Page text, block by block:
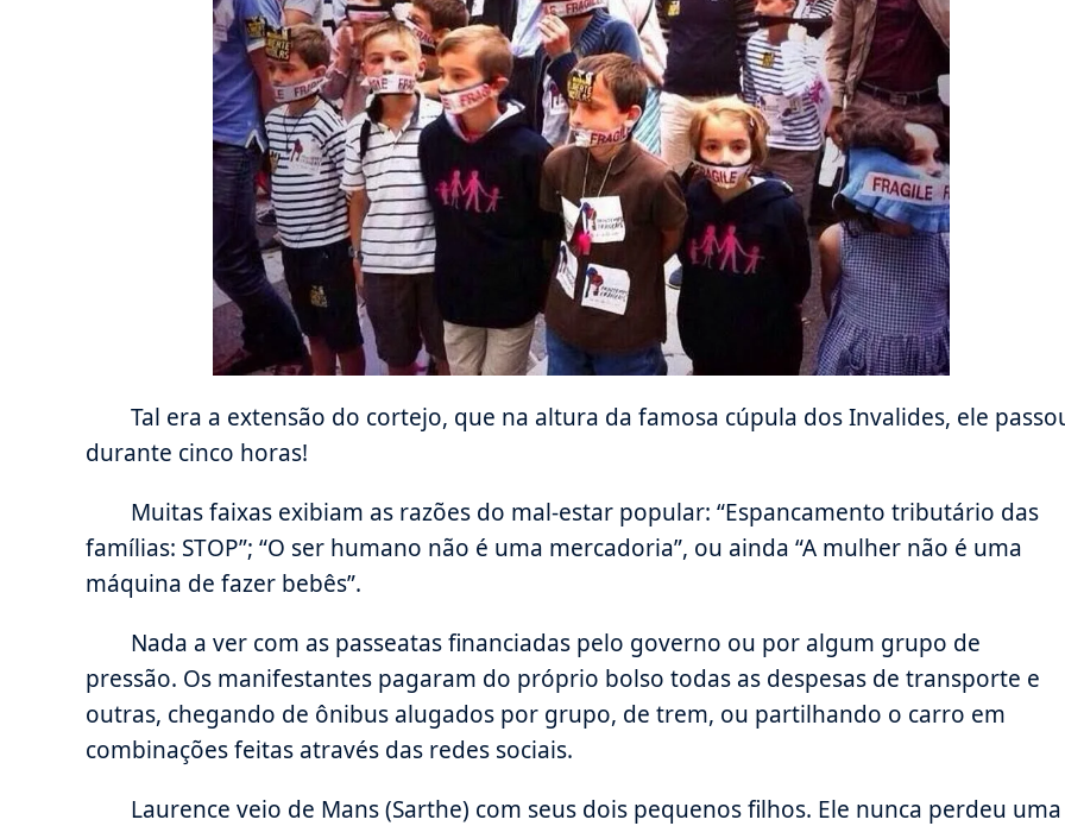
Tal era a extensão do cortejo, que na altura da famosa cúpula dos Invalides, ele
durante cinco horas!
Muitas faixas exibiam as razões do mal-estar popular: “Espancamento tributário das
famílias: STOP”; “O ser humano não é uma mercadoria”, ou ainda “A mulher não é uma
máquina de fazer bebês”.
Nada a ver com as passeatas financiadas pelo governo ou por algum grupo de
pressão. Os manifestantes pagaram do próprio bolso todas as despesas de transporte e
outras, chegando de ônibus alugados por grupo, de trem, ou partilhando o carro em
combinações feitas através das redes sociais.
Laurence veio de Mans (Sarthe) com seus dois pequenos filhos. Ele nunca perdeu uma